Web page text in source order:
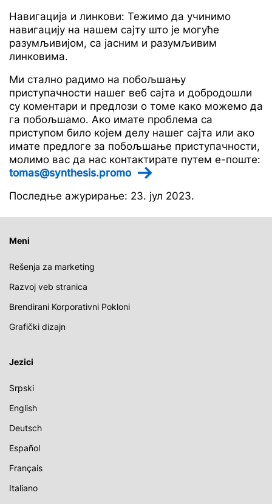
Навигација и линкови: Тежимо да учинимо
навигацију на нашем сајту што је могуће
разумљивијом, са јасним и разумљивим
линковима.
Ми стално радимо на побољшању
приступачности нашег веб сајта и добродошли
су коментари и предлози о томе како можемо да
га побољшамо. Ако имате проблема са
приступом било којем делу нашег сајта или ако
имате предлоге за побољшање приступачности,
молимо вас да нас контактирате путем е-поште:
tomas@synthesis.promo
Последње ажурирање: 23. јул 2023.
Meni
Rešenja za marketing
Razvoj veb stranica
Brendirani Korporativni Pokloni
Grafički dizajn
Jezici
Srpski
English
Deutsch
Español
Français
Italiano